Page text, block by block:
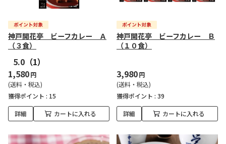
神戸開花亭 ビーフカレー Ａ
（３食）
5.0 （1）
1,580円
(送料・税込)
獲得ポイント : 15
詳細 カートに入れる
神戸開花亭 ビーフカレー Ｂ
（１０食）
3,980円
(送料・税込)
獲得ポイント : 39
詳細 カートに入れる